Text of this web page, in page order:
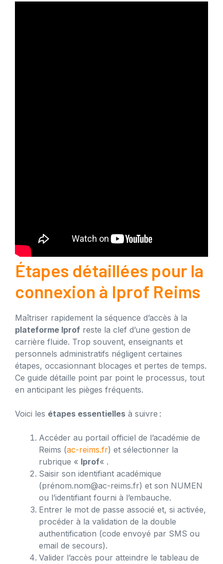
Étapes détaillées pour la
connexion à Iprof Reims
Maîtriser rapidement la séquence d’accès à la
plateforme Iprof reste la clef d’une gestion de
carrière fluide. Trop souvent, enseignants et
personnels administratifs négligent certaines
étapes, occasionnant blocages et pertes de temps.
Ce guide détaille point par point le processus, tout
en anticipant les pièges fréquents.
Voici les étapes essentielles à suivre :
Accéder au portail officiel de l’académie de
Reims (ac-reims.fr) et sélectionner la
rubrique « Iprof« .
Saisir son identifiant académique
(prénom.nom@ac-reims.fr) et son NUMEN
ou l’identifiant fourni à l’embauche.
Entrer le mot de passe associé et, si activée,
procéder à la validation de la double
authentification (code envoyé par SMS ou
email de secours).
Valider l’accès pour atteindre le tableau de